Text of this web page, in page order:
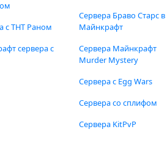
с ТНТ Раном
сервера с
Сервера Браво Старс в
Майнкрафт
Сервера Майнкрафт
Murder Mystery
Сервера с Egg Wars
Сервера со сплифом
Сервера KitPvP